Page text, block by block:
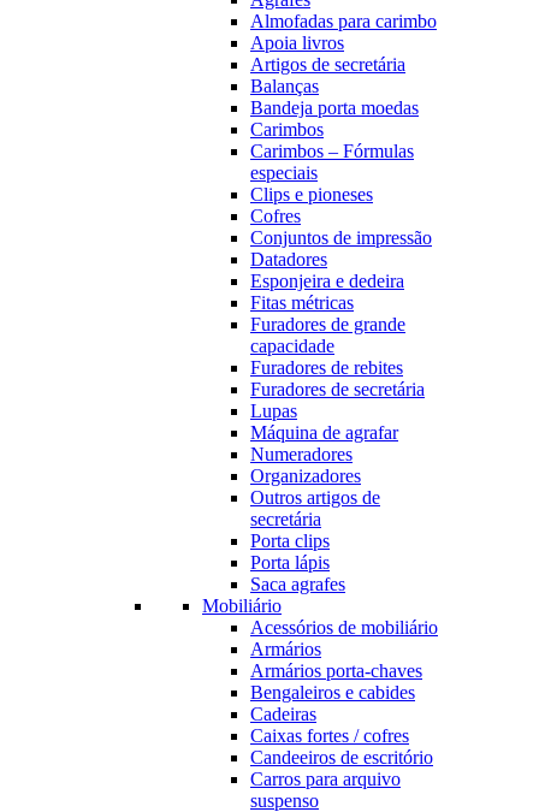
Almofadas para carimbo
Apoia livros
Artigos de secretária
Balanças
Bandeja porta moedas
Carimbos
Carimbos – Fórmulas
especiais
Clips e pioneses
Cofres
Conjuntos de impressão
Datadores
Esponjeira e dedeira
Fitas métricas
Furadores de grande
capacidade
Furadores de rebites
Furadores de secretária
Lupas
Máquina de agrafar
Numeradores
Organizadores
Outros artigos de
secretária
Porta clips
Porta lápis
Saca agrafes
Mobiliário
Acessórios de mobiliário
Armários
Armários porta-chaves
Bengaleiros e cabides
Cadeiras
Caixas fortes / cofres
Candeeiros de escritório
Carros para arquivo
suspenso